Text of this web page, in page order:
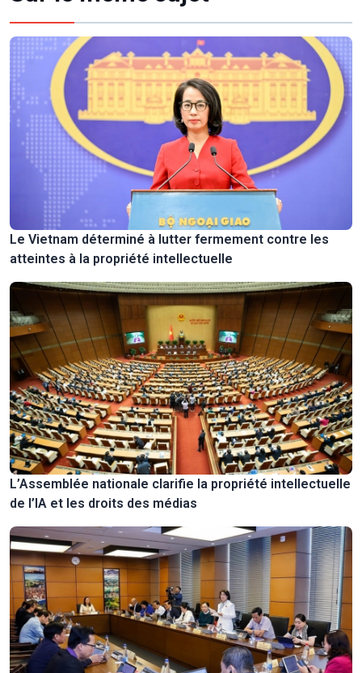
Le Vietnam déterminé à lutter fermement contre les
atteintes à la propriété intellectuelle
L’Assemblée nationale clarifie la propriété intellectuelle
de l’IA et les droits des médias